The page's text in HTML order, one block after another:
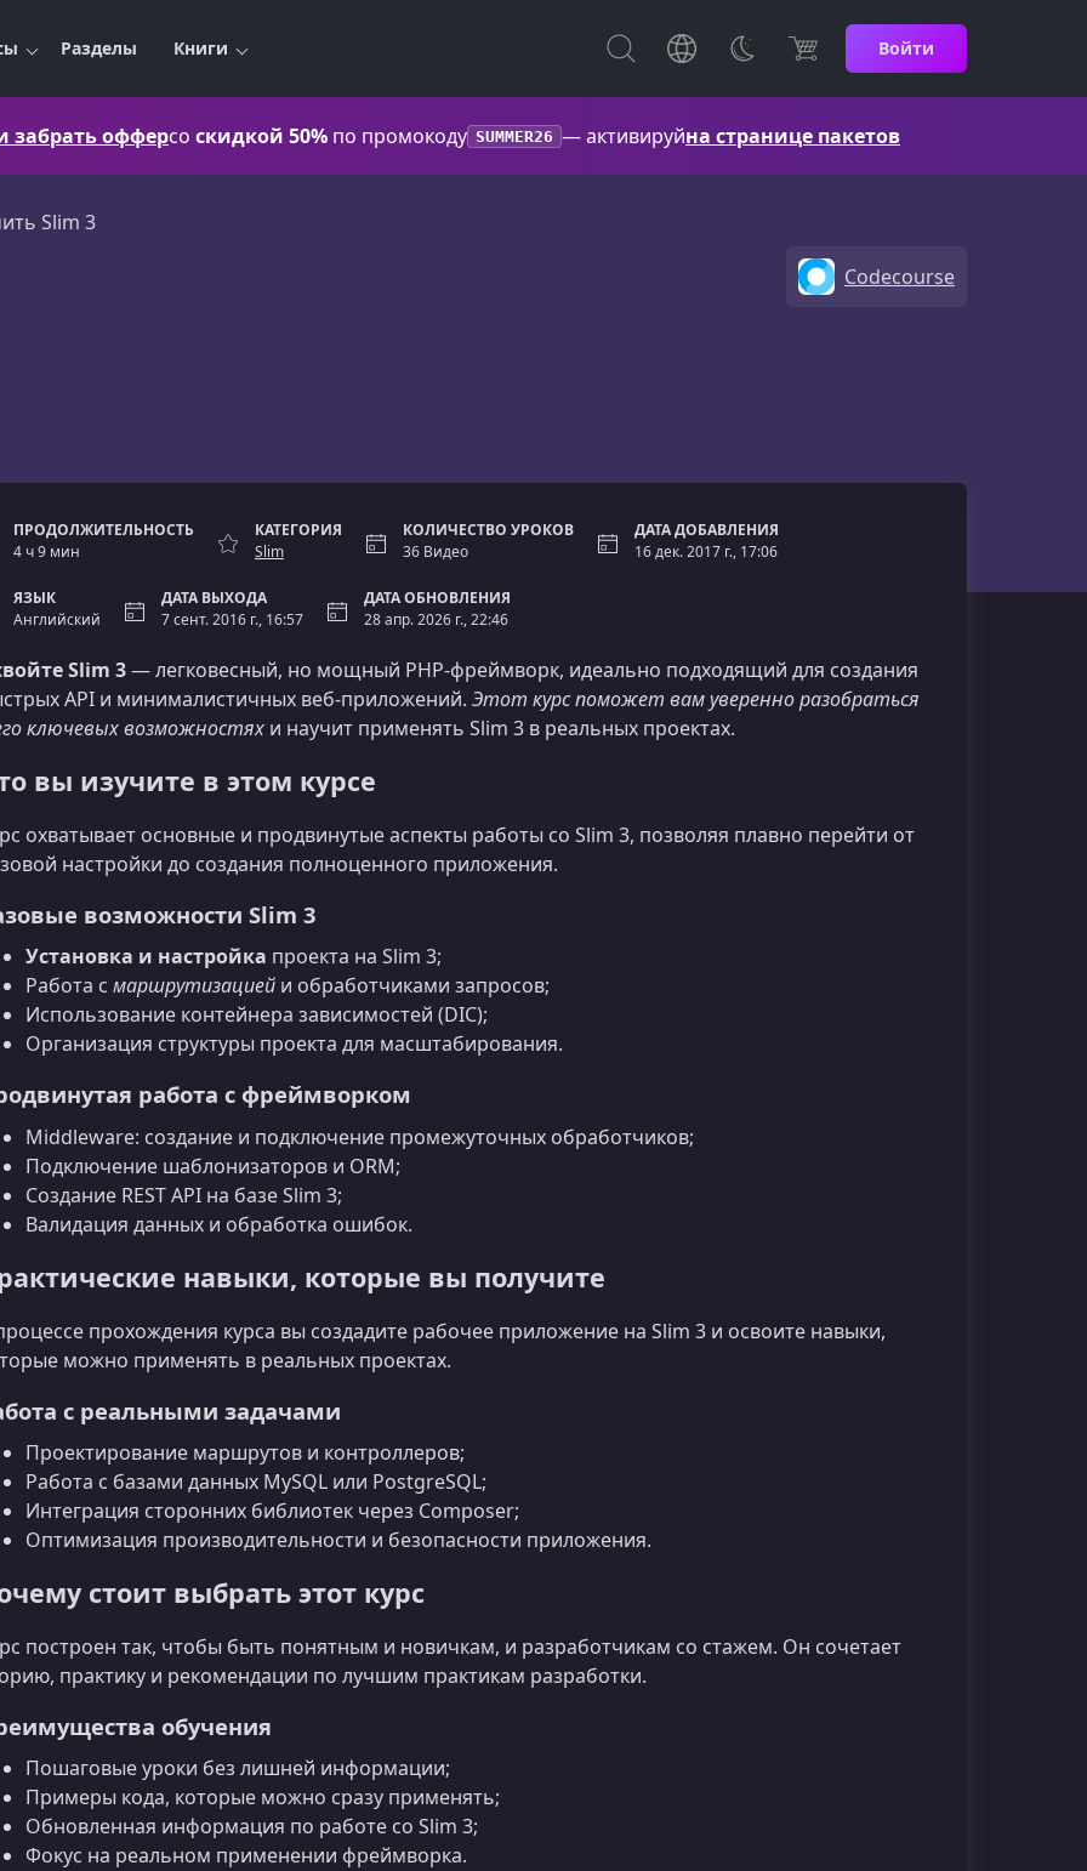
Разделы Книги Войти
забрать офферсо скидкой 50% по промокоду SUMMER26 — активируйна странице пакетов
Slim 3
Codecourse
ПРОДОЛЖИТЕЛЬНОСТЬ
4 ч 9 мин
КАТЕГОРИЯ
Slim
КОЛИЧЕСТВО УРОКОВ
36 Видео
ДАТА ДОБАВЛЕНИЯ
16 дек. 2017 г., 17:06
ЯЗЫК
Английский
ДАТА ВЫХОДА
7 сент. 2016 г., 16:57
ДАТА ОБНОВЛЕНИЯ
28 апр. 2026 г., 22:46
Slim 3— легковесный, но мощный PHP‑фреймворк, идеально подходящий для создания
API и минималистичных веб‑приложений. Этот курс поможет вам уверенно разобраться
ключевых возможностях и научит применять Slim 3 в реальных проектах.
вы изучите в этом курсе
охватывает основные и продвинутые аспекты работы со Slim 3, позволяя плавно перейти от
настройки до создания полноценного приложения.
возможности Slim 3
Установка и настройка проекта на Slim 3;
Работа с маршрутизацией и обработчиками запросов;
Использование контейнера зависимостей (DIC);
Организация структуры проекта для масштабирования.
работа с фреймворком
Middleware: создание и подключение промежуточных обработчиков;
Подключение шаблонизаторов и ORM;
Создание REST API на базе Slim 3;
Валидация данных и обработка ошибок.
навыки, которые вы получите
прохождения курса вы создадите рабочее приложение на Slim 3 и освоите навыки,
можно применять в реальных проектах.
с реальными задачами
Проектирование маршрутов и контроллеров;
Работа с базами данных MySQL или PostgreSQL;
Интеграция сторонних библиотек через Composer;
Оптимизация производительности и безопасности приложения.
стоит выбрать этот курс
построен так, чтобы быть понятным и новичкам, и разработчикам со стажем. Он сочетает
практику и рекомендации по лучшим практикам разработки.
обучения
Пошаговые уроки без лишней информации;
Примеры кода, которые можно сразу применять;
Обновленная информация по работе со Slim 3;
Фокус на реальном применении фреймворка.